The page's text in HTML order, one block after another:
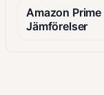
Amazon
Jämförelser